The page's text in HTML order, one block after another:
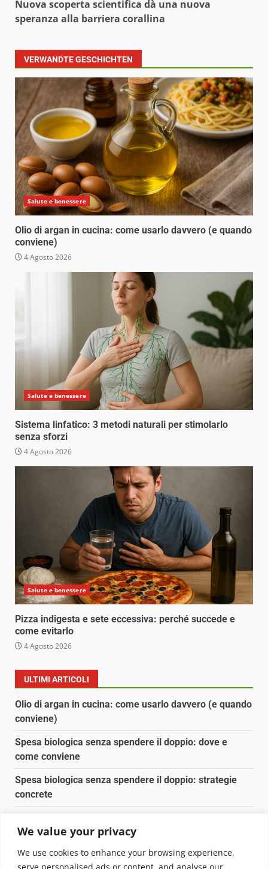
We value your privacy
We use cookies to enhance your browsing experience,
serve personalised ads or content, and analyse our
Nuova scoperta scientifica dà una nuova
speranza alla barriera corallina
VERWANDTE GESCHICHTEN
Salute e benessere
Olio di argan in cucina: come usarlo davvero (e quando
conviene)
4 Agosto 2026
Salute e benessere
Sistema linfatico: 3 metodi naturali per stimolarlo
senza sforzi
4 Agosto 2026
Salute e benessere
Pizza indigesta e sete eccessiva: perché succede e
come evitarlo
4 Agosto 2026
ULTIMI ARTICOLI
Olio di argan in cucina: come usarlo davvero (e quando
conviene)
Spesa biologica senza spendere il doppio: dove e
come conviene
Spesa biologica senza spendere il doppio: strategie
concrete
Pulizia naturale della casa: 3 ingredienti che
sostituiscono 10 prodotti chimici